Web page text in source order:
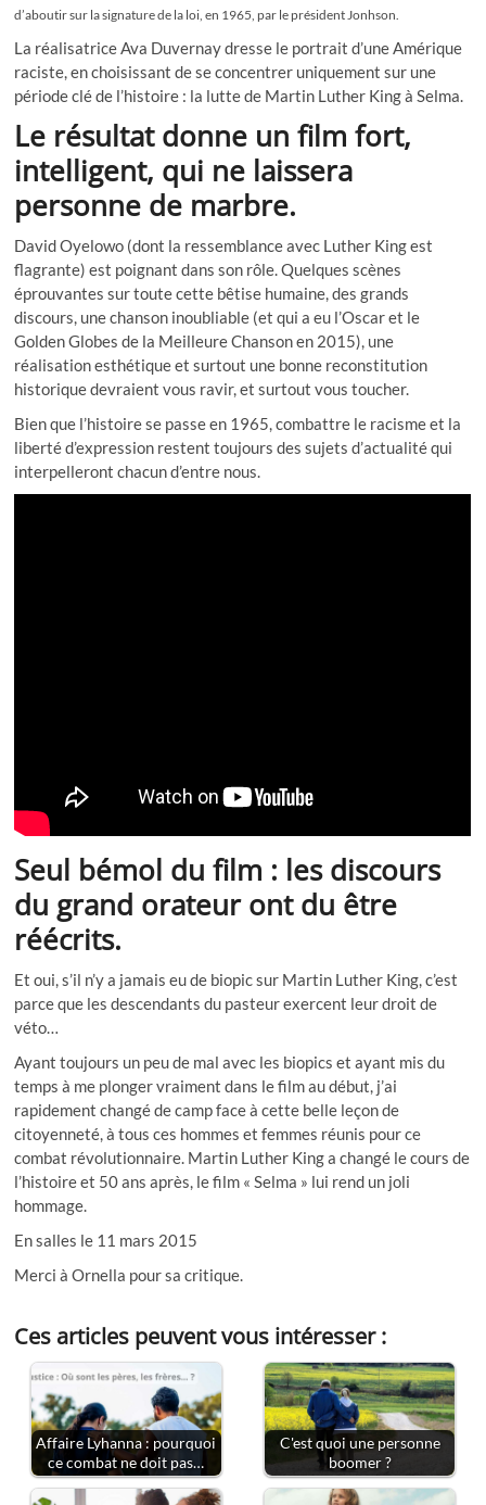
d’aboutir sur la signature de la loi, en 1965, par le président Jonhson.
La réalisatrice Ava Duvernay dresse le portrait d’une Amérique
raciste, en choisissant de se concentrer uniquement sur une
période clé de l’histoire : la lutte de Martin Luther King à Selma.
Le résultat donne un film fort,
intelligent, qui ne laissera
personne de marbre.
David Oyelowo (dont la ressemblance avec Luther King est
flagrante) est poignant dans son rôle. Quelques scènes
éprouvantes sur toute cette bêtise humaine, des grands
discours, une chanson inoubliable (et qui a eu l’Oscar et le
Golden Globes de la Meilleure Chanson en 2015), une
réalisation esthétique et surtout une bonne reconstitution
historique devraient vous ravir, et surtout vous toucher.
Bien que l’histoire se passe en 1965, combattre le racisme et la
liberté d’expression restent toujours des sujets d’actualité qui
interpelleront chacun d’entre nous.
Seul bémol du film : les discours
du grand orateur ont du être
réécrits.
Et oui, s’il n’y a jamais eu de biopic sur Martin Luther King, c’est
parce que les descendants du pasteur exercent leur droit de
véto…
Ayant toujours un peu de mal avec les biopics et ayant mis du
temps à me plonger vraiment dans le film au début, j’ai
rapidement changé de camp face à cette belle leçon de
citoyenneté, à tous ces hommes et femmes réunis pour ce
combat révolutionnaire. Martin Luther King a changé le cours de
l’histoire et 50 ans après, le film « Selma » lui rend un joli
hommage.
En salles le 11 mars 2015
Merci à Ornella pour sa critique.
Ces articles peuvent vous intéresser :
Affaire Lyhanna : pourquoi
ce combat ne doit pas…
C'est quoi une personne
boomer ?